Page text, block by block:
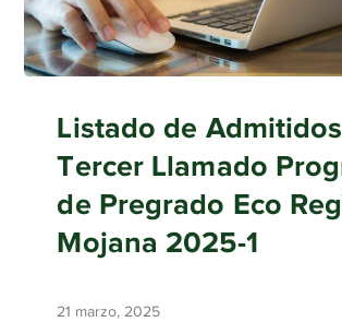
Listado de Admitidos
Tercer Llamado
de Pregrado Eco
Mojana 2025-1
21 marzo, 2025